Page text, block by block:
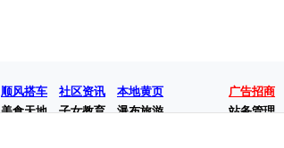
顺风搭车 社区资讯
本地黄页
美食天地
子女教育 瀑布旅游
广告招商
站务管理